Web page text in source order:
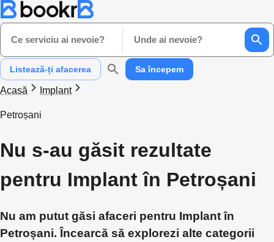
Ce serviciu ai nevoie? Unde ai nevoie?
Listează-ți afacerea Sa începem
Acasă Implant
Petroșani
Nu s-au găsit rezultate
pentru Implant în Petroșani
Nu am putut găsi afaceri pentru Implant în
Petroșani. Încearcă să explorezi alte categorii